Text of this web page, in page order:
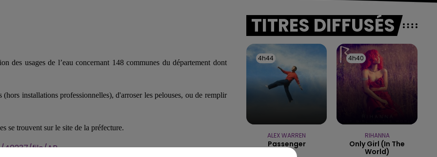
des usages de l’eau concernant 148 communes du département dont
installations professionnelles), d'arroser les pelouses, ou de remplir
se trouvent sur le site de la préfecture.
file/AP
TITRES DIFFUSÉS
4h44
4h44
ALEX WARREN
Passenger
4h40
4h40
RIHANNA
Only Girl (in The
World)